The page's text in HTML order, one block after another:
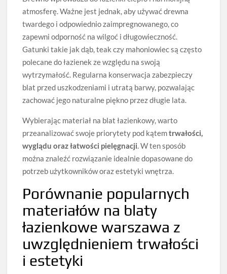
atmosferę. Ważne jest jednak, aby używać drewna
twardego i odpowiednio zaimpregnowanego, co
zapewni odporność na wilgoć i długowieczność.
Gatunki takie jak dąb, teak czy mahoniowiec są często
polecane do łazienek ze względu na swoją
wytrzymałość. Regularna konserwacja zabezpieczy
blat przed uszkodzeniami i utratą barwy, pozwalając
zachować jego naturalne piękno przez długie lata.
Wybierając materiał na blat łazienkowy, warto
przeanalizować swoje priorytety pod kątemtrwałości,
wyglądu oraz łatwości pielęgnacji. W ten sposób
można znaleźć rozwiązanie idealnie dopasowane do
potrzeb użytkowników oraz estetyki wnętrza.
Porównanie popularnych
materiałów na blaty
łazienkowe warszawa z
uwzględnieniem trwałości
i estetyki